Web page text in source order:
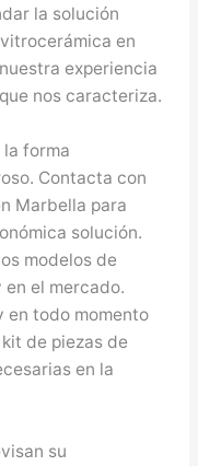
la solución
en
experiencia
nos caracteriza.
forma
Contacta con
Marbella para
solución.
modelos de
el mercado.
en todo momento
de piezas de
en la
su